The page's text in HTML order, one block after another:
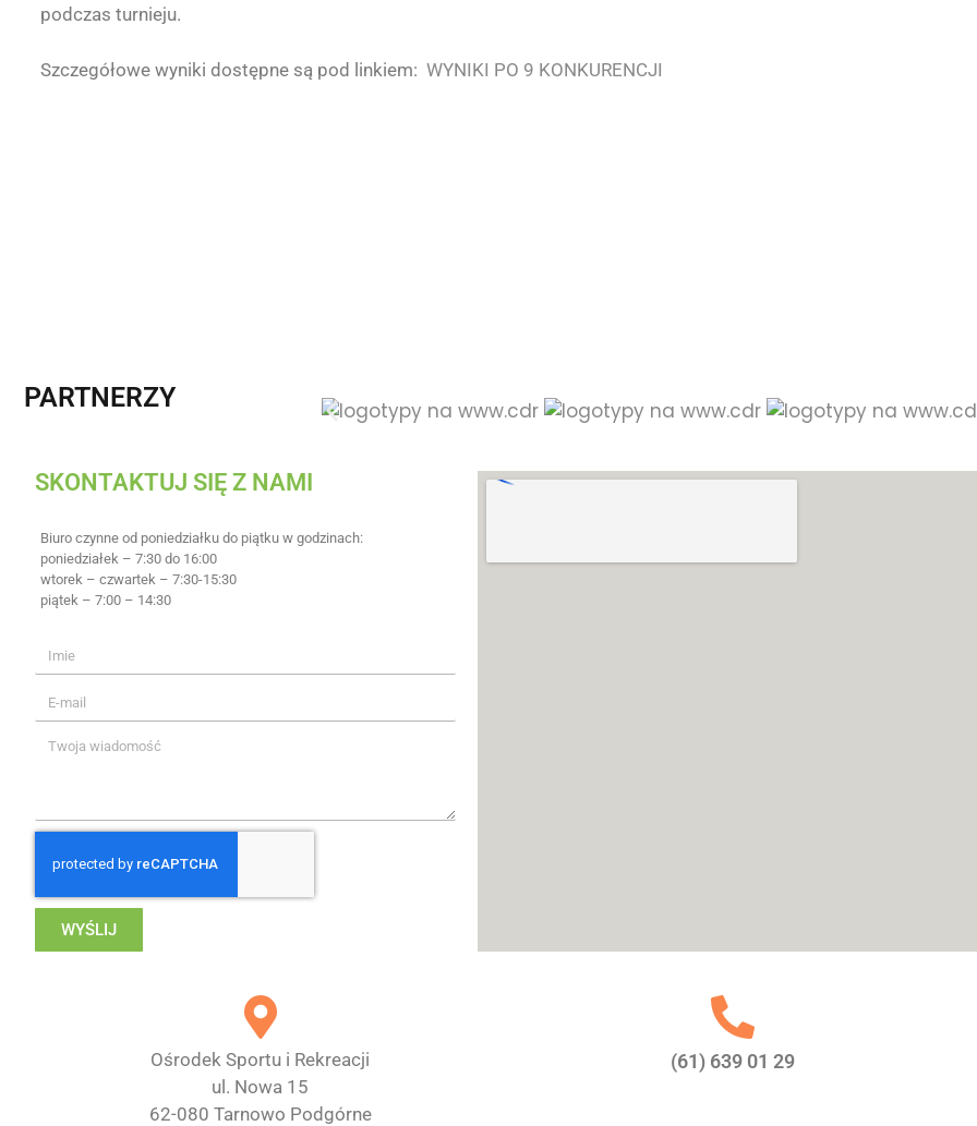
podczas turnieju.
Szczegółowe wyniki dostępne są pod linkiem: WYNIKI PO 9 KONKURENCJI
PARTNERZY
SKONTAKTUJ SIĘ Z NAMI
Biuro czynne od poniedziałku do piątku w godzinach:
poniedziałek – 7:30 do 16:00
wtorek – czwartek – 7:30-15:30
piątek – 7:00 – 14:30
WYŚLIJ
Ośrodek Sportu i Rekreacji
ul. Nowa 15
62-080 Tarnowo Podgórne
(61) 639 01 29